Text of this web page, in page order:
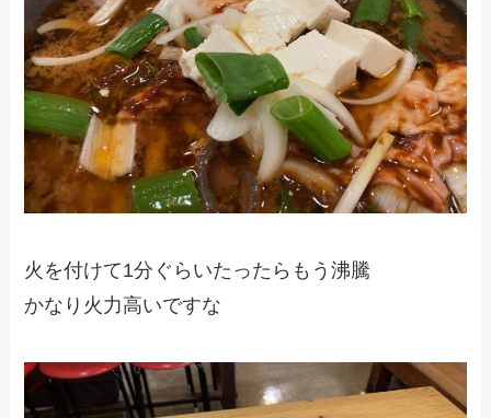
火を付けて1分ぐらいたったらもう沸騰
かなり火力高いですな